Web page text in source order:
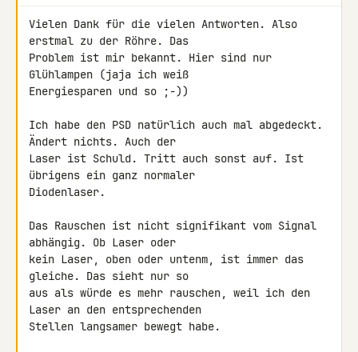
Vielen Dank für die vielen Antworten. Also
erstmal zu der Röhre. Das
Problem ist mir bekannt. Hier sind nur
Glühlampen (jaja ich weiß
Energiesparen und so ;-))
Ich habe den PSD natürlich auch mal abgedeckt.
Ändert nichts. Auch der
Laser ist Schuld. Tritt auch sonst auf. Ist
übrigens ein ganz normaler
Diodenlaser.
Das Rauschen ist nicht signifikant vom Signal
abhängig. Ob Laser oder
kein Laser, oben oder untenm, ist immer das
gleiche. Das sieht nur so
aus als würde es mehr rauschen, weil ich den
Laser an den entsprechenden
Stellen langsamer bewegt habe.